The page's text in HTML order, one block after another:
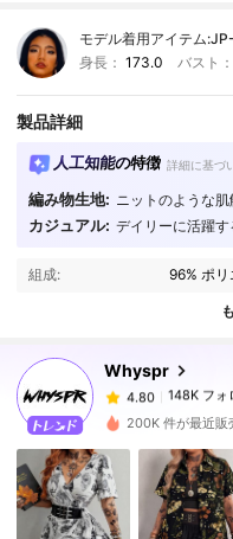
モデル着用アイテム:
身長： 173.0 バスト
製品詳細
人工知能の特徴 詳細に基づ
編み物生地: ニットのような肌
カジュアル: デイリーに活躍す
組成: 96% ポ
Whyspr
4.80 148K フォ
148K フ
4.80
148K フォ
c***g
は1日前に
4.80 148K フォ
4.80 148K フォ
200K 件が最近販